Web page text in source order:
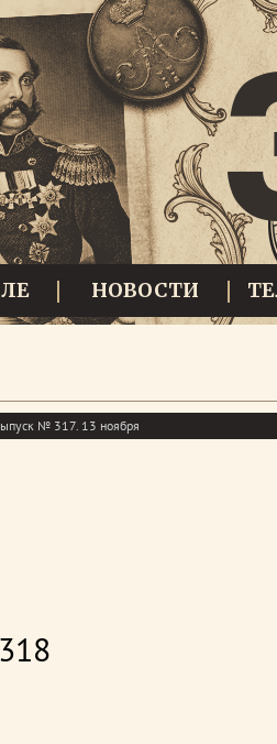
НОВОСТИ
№ 317. 13 ноября